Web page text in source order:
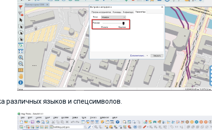
различных языков и спецсимволов.